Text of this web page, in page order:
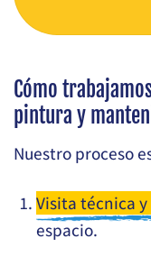
Cómo
pintura y
Nuestro proceso
Visita técnica
espacio.